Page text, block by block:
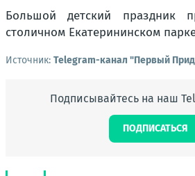
Большой детский праздник
столичном Екатерининском
Источник: Telegram-канал "Первый
Подписывайтесь на наш
ПОДПИСАТЬСЯ